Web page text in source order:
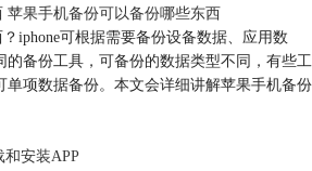
图4：文件
苹果手机备份可以备份哪些东西
iphone可根据需要备份设备数据、应用数
的备份工具，可备份的数据类型不同，有些工
单项数据备份。本文会详细讲解苹果手机备份
和安装APP